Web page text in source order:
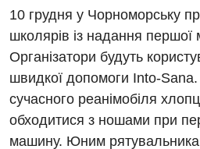
Інтернатура
Енциклопедія
Програма лояльності
Відгуки
Ангіографічні дослідження
Діагностичне відділення
Ендоскопічне відділення
Інструментальна діагностика
Комп’ютерна томографія
Відділ госпіталізації
Відділення кардіосудинної
Відділення невідкладних станів
Відділення інтенсивної терапії
10 грудня у Чорноморську
школярів із надання першої
Організатори будуть
швидкої допомоги Into-
сучасного реанімобіля
обходитися з ношами при
машину. Юним